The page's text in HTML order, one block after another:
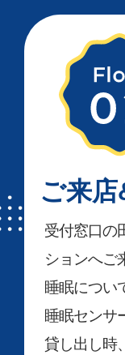
ご来
受付窓口の
ションへご
睡眠につい
睡眠センサ
貸し出し時